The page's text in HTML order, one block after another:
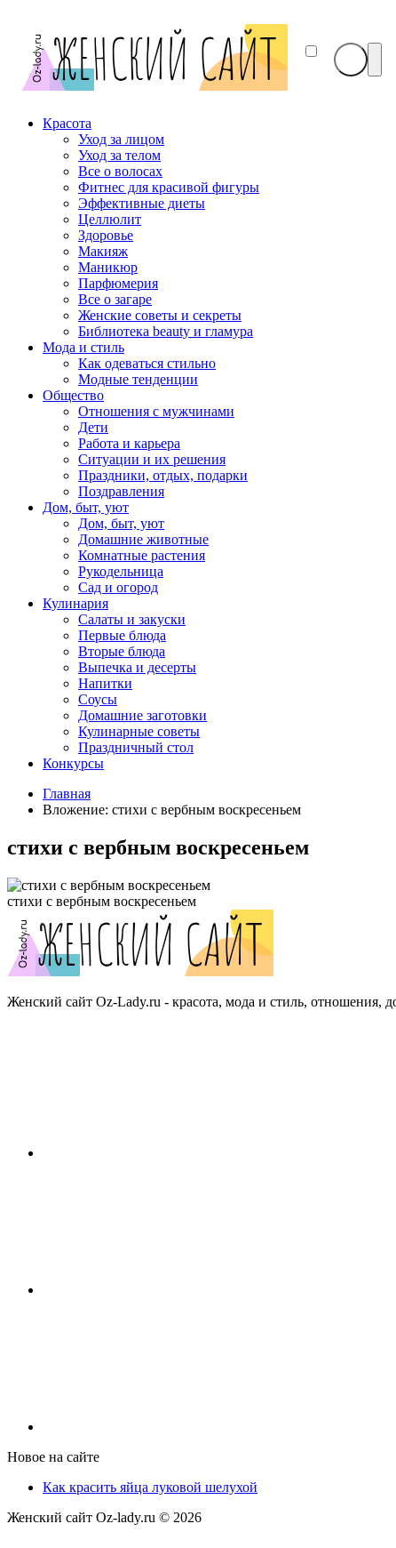
Красота
Уход за лицом
Уход за телом
Все о волосах
Фитнес для красивой фигуры
Эффективные диеты
Целлюлит
Здоровье
Макияж
Маникюр
Парфюмерия
Все о загаре
Женские советы и секреты
Библиотека beauty и гламура
Мода и стиль
Как одеваться стильно
Модные тенденции
Общество
Отношения с мужчинами
Дети
Работа и карьера
Ситуации и их решения
Праздники, отдых, подарки
Поздравления
Дом, быт, уют
Дом, быт, уют
Домашние животные
Комнатные растения
Рукодельница
Сад и огород
Кулинария
Салаты и закуски
Первые блюда
Вторые блюда
Выпечка и десерты
Напитки
Соусы
Домашние заготовки
Кулинарные советы
Праздничный стол
Конкурсы
Главная
Вложение: стихи с вербным воскресеньем
стихи с вербным воскресеньем
стихи с вербным воскресеньем
Женский сайт Oz-Lady.ru - красота, мода и стиль, отношения,
Новое на сайте
Как красить яйца луковой шелухой
Женский сайт Oz-lady.ru © 2026